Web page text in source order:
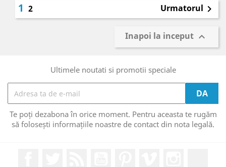
1 2 Urmatorul 
Inapoi la inceput 
Ultimele noutati si promotii speciale
Te poți dezabona în orice moment. Pentru aceasta te rugăm
să folosești informațiile noastre de contact din nota legală.